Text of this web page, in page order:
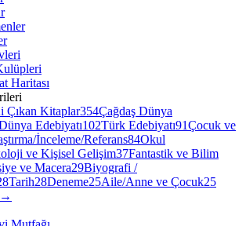
Haritası
Çıkan Kitaplar354Çağdaş Dünya
Edebiyatı102Türk Edebiyatı91Çocuk ve
İnceleme/Referans84Okul
ve Kişisel Gelişim37Fantastik ve Bilim
ve Macera29Biyografi /
Tarih28Deneme25Aile/Anne ve Çocuk25
→